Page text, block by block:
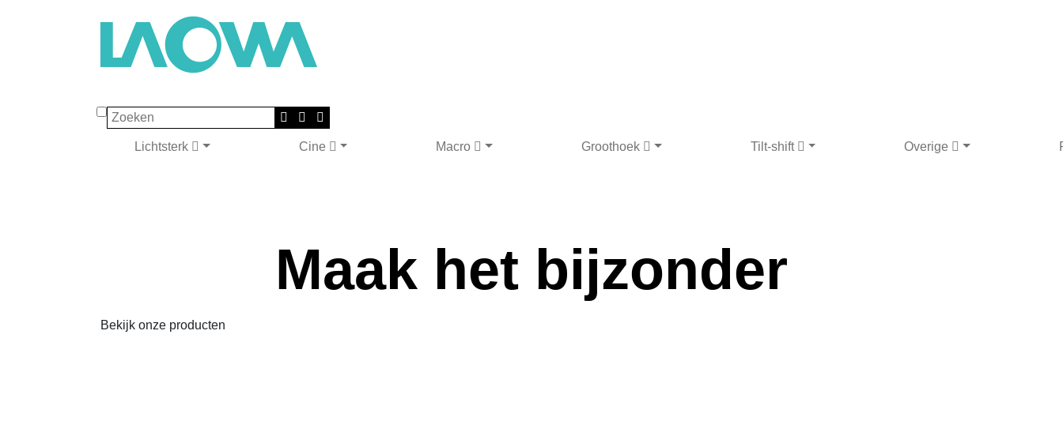
Zoeken
Lichtsterk Cine Macro Groothoek Tilt-shift Overige
Maak het bijzonder
Bekijk onze producten